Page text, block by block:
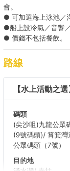
會。
● 可加選海上泳池／
●船上設冷氣／音響
● 價錢不包括餐飲。
路線
【水上活動之
碼頭
(尖沙咀)九龍公眾
(9號碼頭)/ 筲箕
公眾碼頭（7號）
目的地